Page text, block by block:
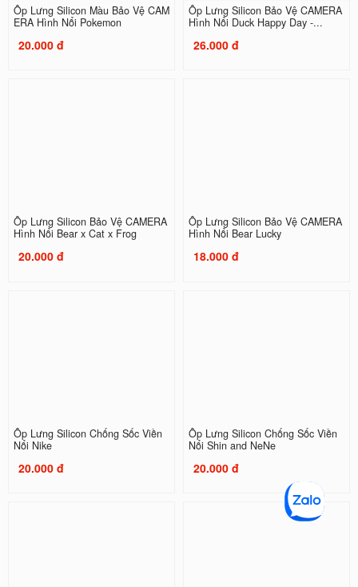
Ốp Lưng Silicon Màu Bảo Vệ CAM
ERA Hình Nổi Pokemon
20.000 đ
Ốp Lưng Silicon Bảo Vệ CAMERA
Hình Nổi Duck Happy Day -...
26.000 đ
Ốp Lưng Silicon Bảo Vệ CAMERA
Hình Nổi Bear x Cat x Frog
20.000 đ
Ốp Lưng Silicon Bảo Vệ CAMERA
Hình Nổi Bear Lucky
18.000 đ
Ốp Lưng Silicon Chống Sốc Viền
Nổi Nike
20.000 đ
Ốp Lưng Silicon Chống Sốc Viền
Nổi Shin and NeNe
20.000 đ